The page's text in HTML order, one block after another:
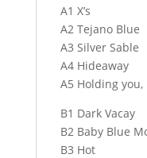
A1 X’s
A2 Tejano Blue
A3 Silver Sable
A4 Hideaway
A5 Holding
B1 Dark Vacay
B2 Baby Blue
B3 Hot